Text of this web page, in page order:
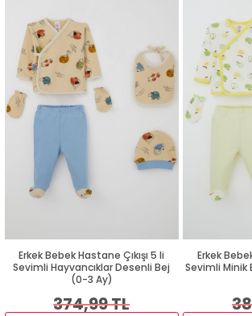
Erkek Bebek Hastane Çıkışı 5 li
Sevimli Hayvancıklar Desenli Bej
(0-3 Ay)
374,99 TL
Erkek
Sevimli Minik